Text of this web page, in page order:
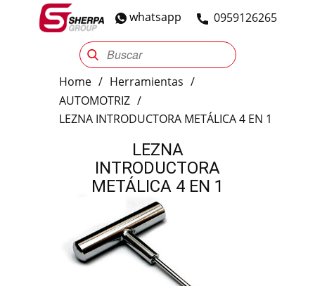
​0959126265
whatsapp
Sherpa Group Reencauche Automotriz
Home / Herramientas /
AUTOMOTRIZ /
LEZNA INTRODUCTORA METÁLICA 4 EN 1
LEZNA
INTRODUCTORA
METÁLICA 4 EN 1